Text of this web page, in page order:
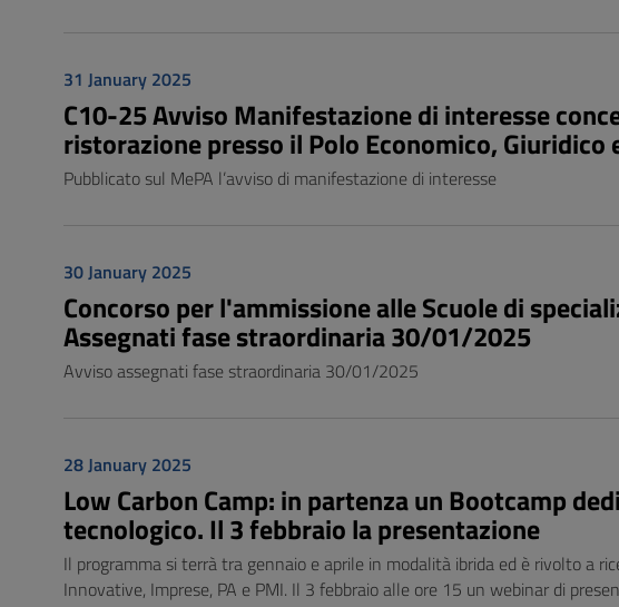
31 January 2025
C10-25 Avviso Manifestazione di interesse
ristorazione presso il Polo Economico, Giuridico
Pubblicato sul MePA l’avviso di manifestazione di interesse
30 January 2025
Concorso per l'ammissione alle Scuole di
Assegnati fase straordinaria 30/01/2025
Avviso assegnati fase straordinaria 30/01/2025
28 January 2025
Low Carbon Camp: in partenza un Bootcamp
tecnologico. Il 3 febbraio la presentazione
Il programma si terrà tra gennaio e aprile in modalità ibrida ed è rivolto a
Innovative, Imprese, PA e PMI. Il 3 febbraio alle ore 15 un webinar di